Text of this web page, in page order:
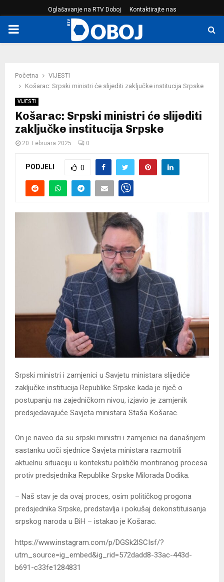
Oglašavanje na RTV Doboj Kontaktirajte nas
PRIMARY
Početna
VIJESTI
Košarac: Srpski ministri će slijediti zaključke institucija Srpske
VIJESTI
Košarac: Srpski ministri će slijediti
zaključke institucija Srpske
20. Februara 2025. 0
PODJELI 0
Srpski ministri i zamjenici u Savjetu ministara slijediće
zaključke institucija Republike Srpske kada je riječ o
postupanju na zajedničkom nivou, izjavio je zamjenik
predsjedavajuće Savjeta ministara Staša Košarac.
On je naveo da su srpski ministri i zamjenici na današnjem
sastanku uoči sjednice Savjeta ministara razmotrili
aktuelnu situaciju u kontekstu politički montiranog procesa
protiv predsjednika Republike Srpske Milorada Dodika.
– Naš stav je da ovaj proces, osim političkog progona
predsjednika Srpske, predstavlja i pokušaj dekonstituisanja
srpskog naroda u BiH – istakao je Košarac.
https://www.instagram.com/p/DGSk2lSCIsf/?
utm_source=ig_embed&ig_rid=572dadd8-33ac-443d-
b691-c33fe1284831